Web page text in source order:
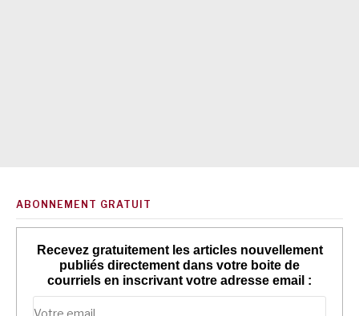
ABONNEMENT GRATUIT
Recevez gratuitement les articles nouvellement
publiés directement dans votre boite de
courriels en inscrivant votre adresse email :